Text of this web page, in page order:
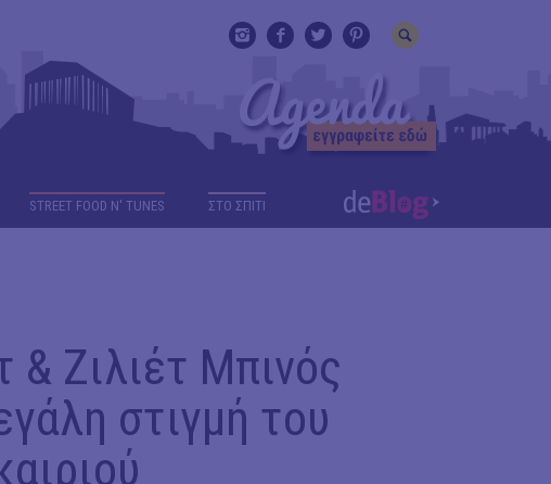
STREET FOOD N' TUNES ΣΤΟ ΣΠΙΤΙ
Ζιλιέτ Μπινός
στιγμή του